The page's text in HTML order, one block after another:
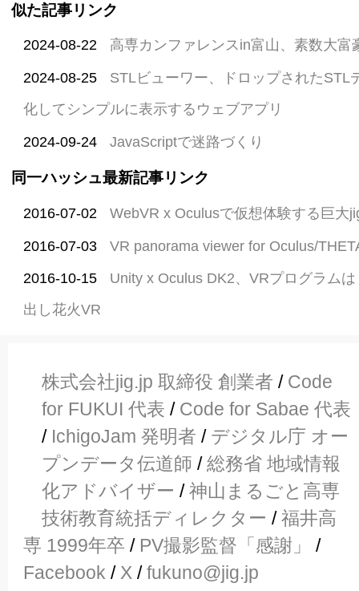
似た記事リンク
2024-08-22 高専カンファレンスin富山、素数大富
2024-08-25
STLビューワー、ドロップされたSTL
化してシンプルに表示するウェブアプリ
2024-09-24 JavaScriptで迷路づくり
同一ハッシュ最新記事リンク
2016-07-02 WebVR x Oculusで仮想体験する巨大
2016-07-03 VR panorama viewer for Oculus/
2016-10-15
Unity x Oculus DK2、VRプログラム
出し花火VR
株式会社jig.jp 取締役 創業者 / Code
for FUKUI 代表 / Code for Sabae 代表
/ IchigoJam 発明者 / デジタル庁 オー
プンデータ伝道師 /総務省 地域情報
化アドバイザー /神山まるごと高専
技術教育統括ディレクター /福井高
専 1999年卒 / PV撮影監督「感謝」
/
Facebook / X /fukuno@jig.jp